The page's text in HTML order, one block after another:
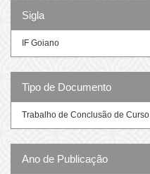
Sigla
IF Goiano
Tipo de Documento
Trabalho de Conclusão de Curso
Ano de Publicação